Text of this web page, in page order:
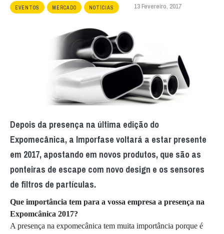
EVENTOS MERCADO NOTÍCIAS 13 Fevereiro, 2017
Depois da presença na última edição do
Expomecânica, a Imporfase voltará a estar presente
em 2017, apostando em novos produtos, que são as
ponteiras de escape com novo design e os sensores
de filtros de partículas.
Que importância tem para a vossa empresa a presença na
Expomcânica 2017?
A presença na expomecânica tem muita importância porque é